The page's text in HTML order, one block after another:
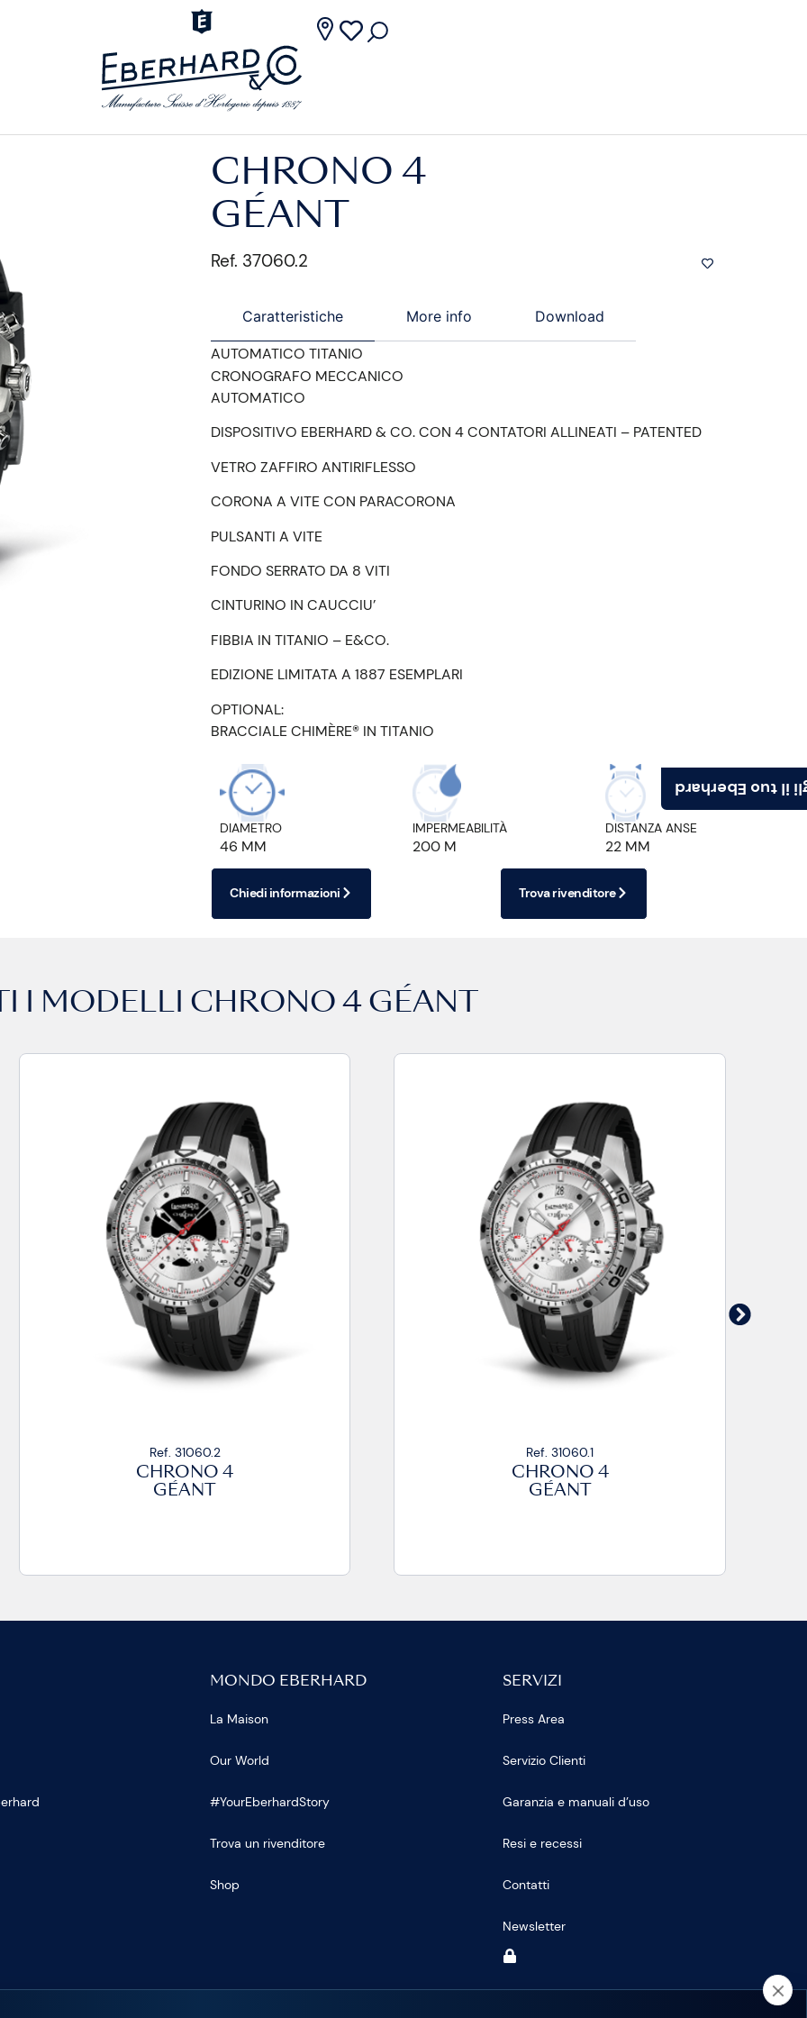
Scegli il tuo
CHRONO 4
GÉANT
Ref. 37060.2
Caratteristiche More info Download
AUTOMATICO TITANIO
CRONOGRAFO MECCANICO
AUTOMATICO
DISPOSITIVO EBERHARD & CO. CON 4 CONTATORI ALLINEATI – PATENTED
VETRO ZAFFIRO ANTIRIFLESSO
CORONA A VITE CON PARACORONA
PULSANTI A VITE
FONDO SERRATO DA 8 VITI
CINTURINO IN CAUCCIU’
FIBBIA IN TITANIO – E&CO.
EDIZIONE LIMITATA A 1887 ESEMPLARI
OPTIONAL:
BRACCIALE CHIMÈRE® IN TITANIO
DIAMETRO
46 MM
IMPERMEABILITÀ
200 M
DISTANZA ANSE
22 MM
Chiedi informazioni Trova rivenditore
I MODELLI CHRONO 4 GÉANT
CHRONO 4
CHRONO 4
MONDO EBERHARD
La Maison
Our World
#YourEberhardStory
Trova un rivenditore
Shop
SERVIZI
Press Area
Servizio Clienti
Garanzia e manuali d’uso
Resi e recessi
Contatti
Newsletter